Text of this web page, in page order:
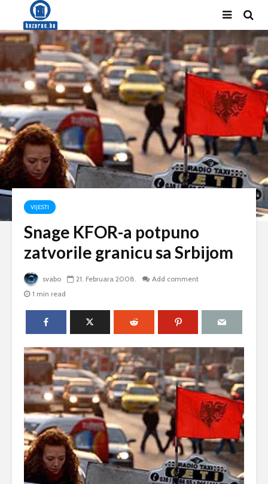
VIJESTI
Snage KFOR-a potpuno
zatvorile granicu sa Srbijom
svabo 21. Februara 2008.
Add comment
1 min read